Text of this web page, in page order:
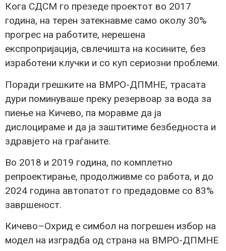
Кога СДСМ го презеде проектот во 2017
година, на терен затекнавме само околу 30%
прогрес на работите, нерешена
експропријација, свлечишта на косините, без
изработени клучки и со куп сериозни проблеми.
Поради грешките на ВМРО-ДПМНЕ, трасата
дури поминуваше преку резервоар за вода за
пиење на Кичево, па моравме да ја
дислоцираме и да ја заштитиме безбедноста и
здравјето на граѓаните.
Во 2018 и 2019 година, по комплетно
репроектирање, продолживме со работа, и до
2024 година автопатот го предадовме со 83%
завршеност.
Кичево–Охрид е симбол на погрешен избор на
модел на изградба од страна на ВМРО-ДПМНЕ